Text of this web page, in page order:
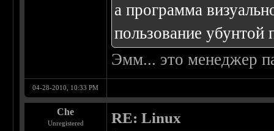
а программа
пользование убунтой
Эмм... это менеджер
04-28-2010, 10:33 PM
Che
Unregistered RE: Linux